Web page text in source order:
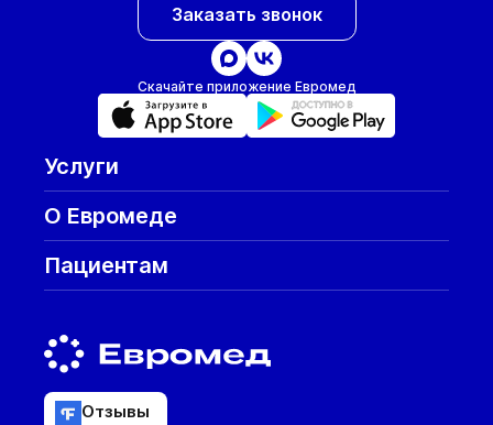
Заказать звонок
Скачайте приложение Евромед
Услуги
О Евромеде
Пациентам
Отзывы